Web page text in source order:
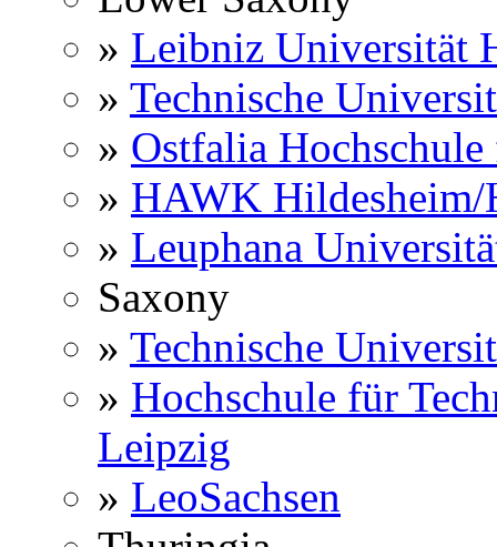
» Leibniz Universität
» Technische
» Ostfalia Hochschule
» HAWK
» Leuphana
Saxony
» Technische
» Hochschule für
Leipzig
» LeoSachsen